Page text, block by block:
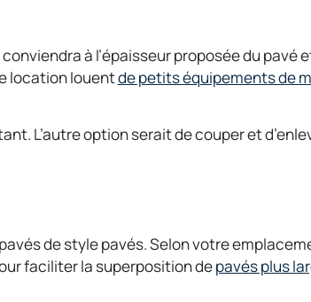
à l’épaisseur proposée du pavé
location louentde petits équipements de
L’autre option serait de couper et
de style pavés. Selon votre
faciliter la superposition depavés plus